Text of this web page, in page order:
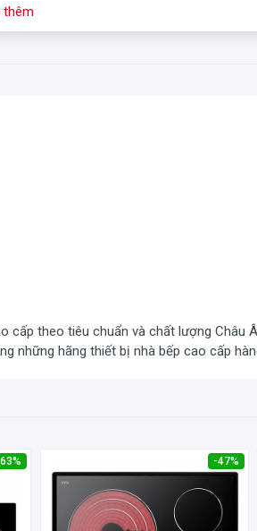
thêm
cấp theo tiêu chuẩn và chất lượng Châu
những hãng thiết bị nhà bếp cao cấp
-47%